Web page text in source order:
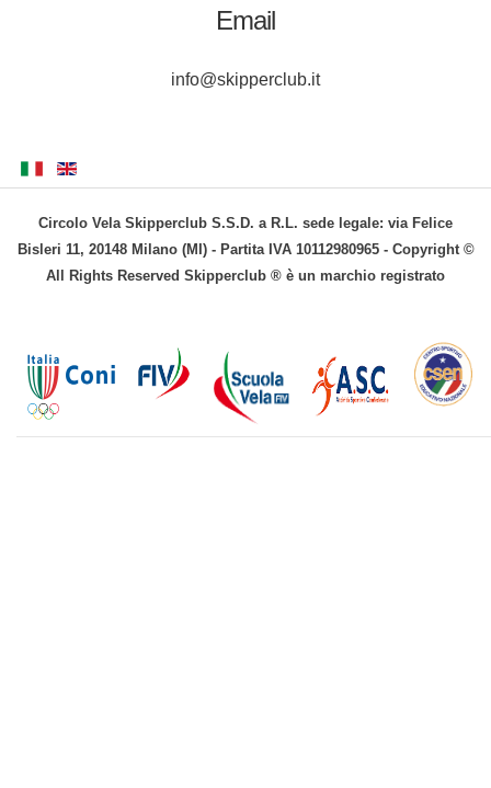
Email
info@skipperclub.it
Circolo Vela Skipperclub S.S.D. a R.L. sede legale: via Felice
Bisleri 11, 20148 Milano (MI) - Partita IVA 10112980965 - Copyright ©
All Rights Reserved Skipperclub ® è un marchio registrato